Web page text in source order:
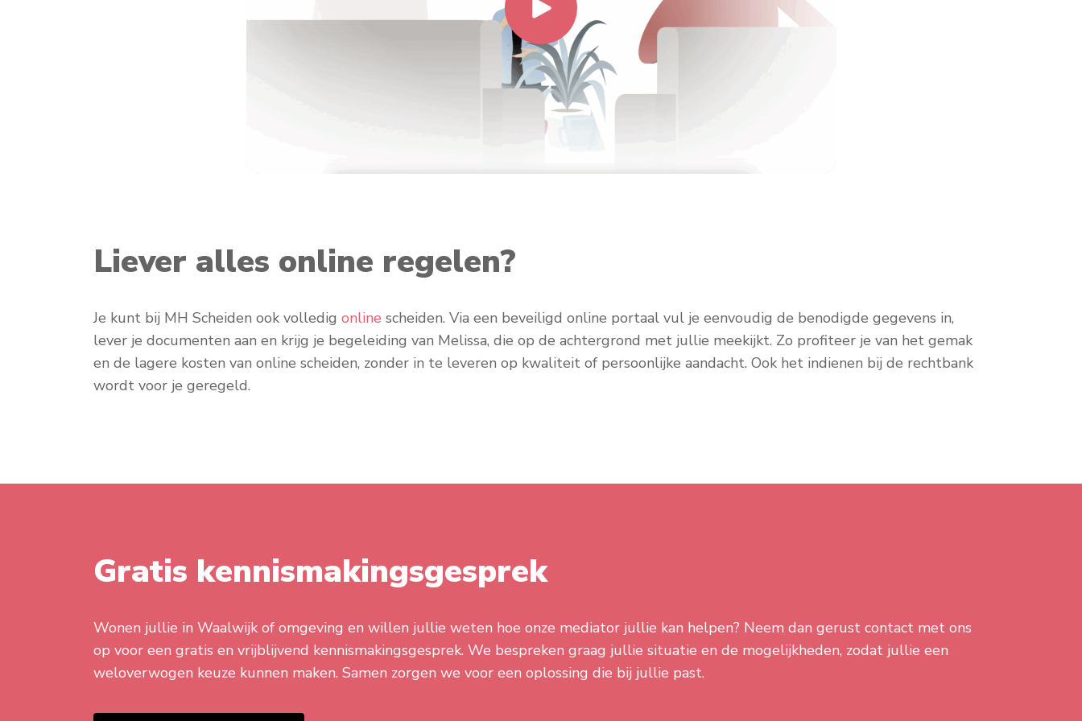
Liever alles online regelen?
Je kunt bij MH Scheiden ook volledig online scheiden. Via een beveiligd online portaal vul je eenvoudig de benodigde gegevens in,
lever je documenten aan en krijg je begeleiding van Melissa, die op de achtergrond met jullie meekijkt. Zo profiteer je van het gemak
en de lagere kosten van online scheiden, zonder in te leveren op kwaliteit of persoonlijke aandacht. Ook het indienen bij de rechtbank
wordt voor je geregeld.
Gratis kennismakingsgesprek
Wonen jullie in Waalwijk of omgeving en willen jullie weten hoe onze mediator jullie kan helpen? Neem dan gerust contact met ons
op voor een gratis en vrijblijvend kennismakingsgesprek. We bespreken graag jullie situatie en de mogelijkheden, zodat jullie een
weloverwogen keuze kunnen maken. Samen zorgen we voor een oplossing die bij jullie past.